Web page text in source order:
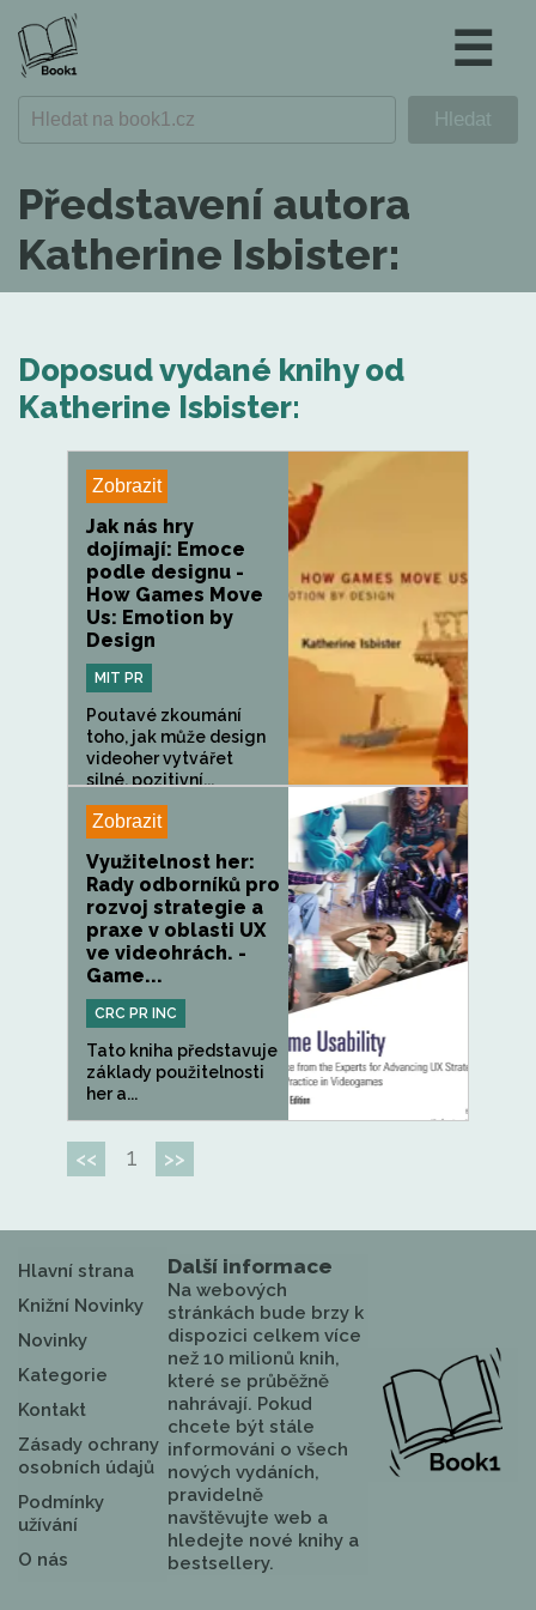
☰
Představení autora
Katherine Isbister:
Doposud vydané knihy od
Katherine Isbister:
Zobrazit
Jak nás hry
dojímají: Emoce
podle designu -
How Games Move
Us: Emotion by
Design
MIT PR
Poutavé zkoumání
toho, jak může design
videoher vytvářet
silné, pozitivní...
Zobrazit
Využitelnost her:
Rady odborníků pro
rozvoj strategie a
praxe v oblasti UX
ve videohrách. -
Game...
CRC PR INC
Tato kniha představuje
základy použitelnosti
her a...
<< 1 >>
Hlavní strana
Knižní Novinky
Novinky
Kategorie
Kontakt
Zásady ochrany
osobních údajů
Podmínky
užívání
O nás
Další informace
Na webových
stránkách bude brzy k
dispozici celkem více
než 10 milionů knih,
které se průběžně
nahrávají. Pokud
chcete být stále
informováni o všech
nových vydáních,
pravidelně
navštěvujte web a
hledejte nové knihy a
bestsellery.